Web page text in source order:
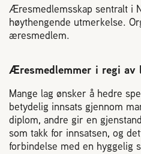
Æresmedlemsskap sentralt i
høythengende utmerkelse.
æresmedlem.
Æresmedlemmer i regi av
Mange lag ønsker å hedre
betydelig innsats gjennom
diplom, andre gir en
som takk for innsatsen, og
forbindelse med en hyggelig